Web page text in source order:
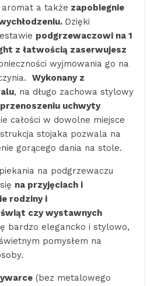
a także zapobiegnie
Dzięki
podgrzewaczowi na 1
z łatwością zaserwujesz
wyjmowania go na
Wykonany z
, na długo zachowa stylowy
uchwyty
całości w dowolne miejsce
stojaka pozwala na
gorącego dania na stole.
na podgrzewaczu
na przyjęciach i
rodziny i
czy wystawnych
bardzo elegancko i stylowo,
pomysłem na
(bez metalowego